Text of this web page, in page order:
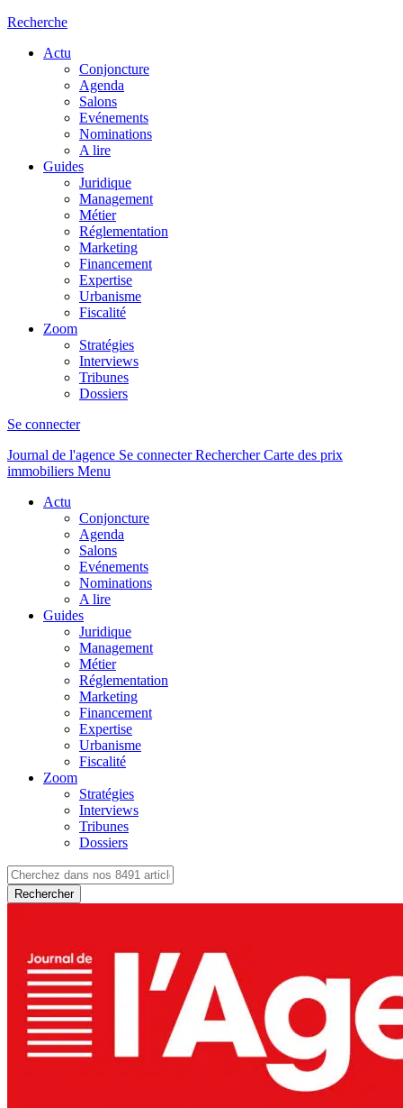
Recherche
Actu
Conjoncture
Agenda
Salons
Evénements
Nominations
A lire
Guides
Juridique
Management
Métier
Réglementation
Marketing
Financement
Expertise
Urbanisme
Fiscalité
Zoom
Stratégies
Interviews
Tribunes
Dossiers
Se connecter
Journal de l'agence Se connecterRechercher Carte des prix
immobiliers Menu
Actu
Conjoncture
Agenda
Salons
Evénements
Nominations
A lire
Guides
Juridique
Management
Métier
Réglementation
Marketing
Financement
Expertise
Urbanisme
Fiscalité
Zoom
Stratégies
Interviews
Tribunes
Dossiers
Rechercher